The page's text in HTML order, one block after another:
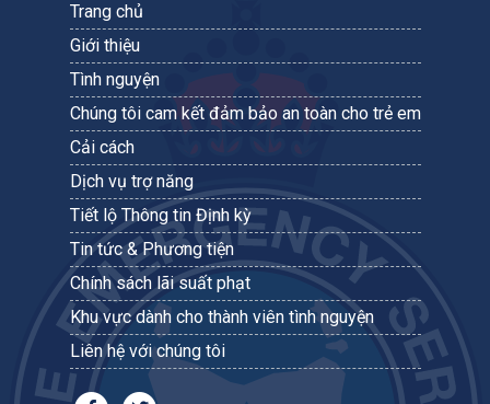
Trang chủ
Giới thiệu
Tình nguyện
Chúng tôi cam kết đảm bảo an toàn cho trẻ em
Cải cách
Dịch vụ trợ năng
Tiết lộ Thông tin Định kỳ
Tin tức & Phương tiện
Chính sách lãi suất phạt
Khu vực dành cho thành viên tình nguyện
Liên hệ với chúng tôi